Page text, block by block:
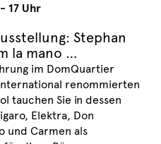
17 Uhr
Stephan
la mano …
im DomQuartier
renommierten
tauchen Sie in dessen
Elektra, Don
und Carmen als